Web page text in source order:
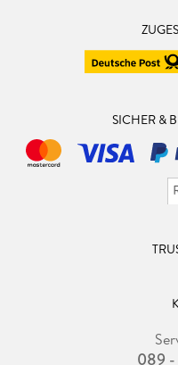
SICHER &
089